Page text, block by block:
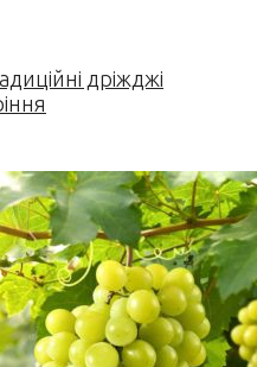
дріжджі